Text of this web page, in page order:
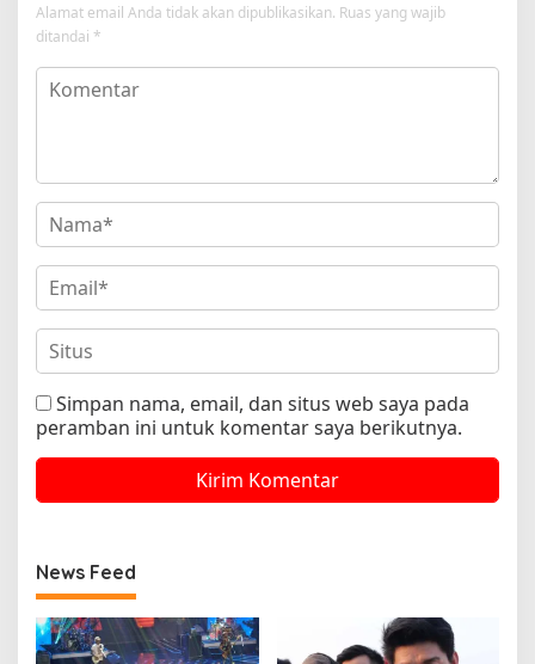
Alamat email Anda tidak akan dipublikasikan. Ruas yang wajib
ditandai *
Simpan nama, email, dan situs web saya pada
peramban ini untuk komentar saya berikutnya.
News Feed